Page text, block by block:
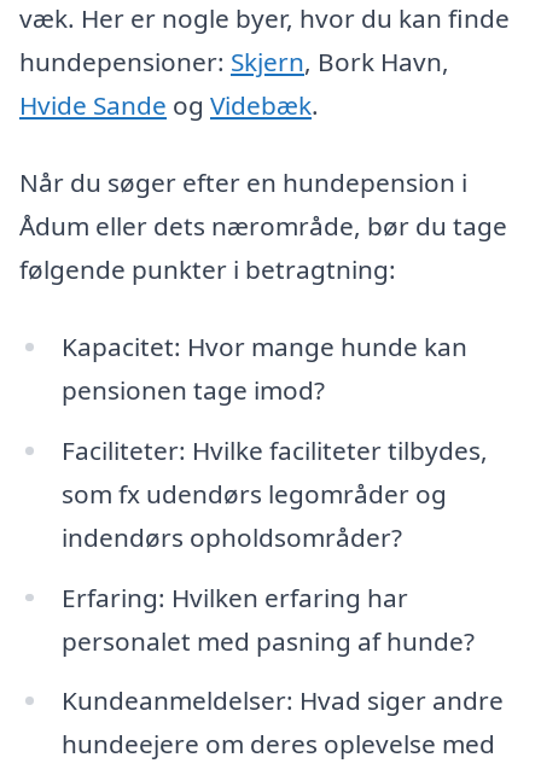
væk. Her er nogle byer, hvor du kan finde
hundepensioner: Skjern, Bork Havn,
Hvide Sande og Videbæk.
Når du søger efter en hundepension i
Ådum eller dets nærområde, bør du tage
følgende punkter i betragtning:
Kapacitet: Hvor mange hunde kan
pensionen tage imod?
Faciliteter: Hvilke faciliteter tilbydes,
som fx udendørs legområder og
indendørs opholdsområder?
Erfaring: Hvilken erfaring har
personalet med pasning af hunde?
Kundeanmeldelser: Hvad siger andre
hundeejere om deres oplevelse med